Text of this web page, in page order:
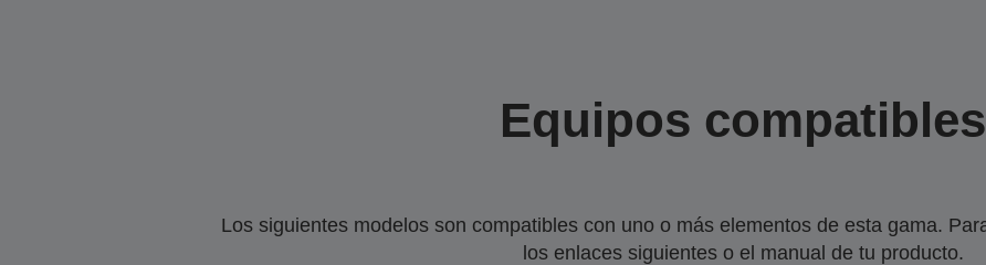
Equipos compatibles
Los siguientes modelos son compatibles con uno o más elementos de esta gama.
los enlaces siguientes o el manual de tu producto.